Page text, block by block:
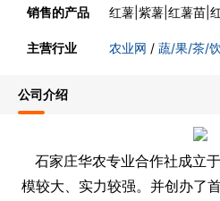
销售的产品 红薯|紫薯|红薯苗|
主营行业 农业网 / 蔬/果/茶/
公司介绍
石家庄华农专业合作社成立
模较大、实力较强。并创办了